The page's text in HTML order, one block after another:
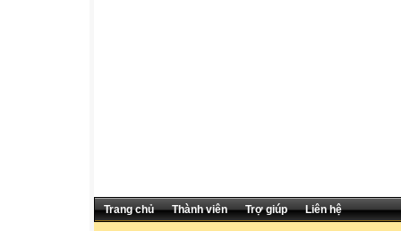
Trang chủ Thành viên Trợ giúp Liên hệ